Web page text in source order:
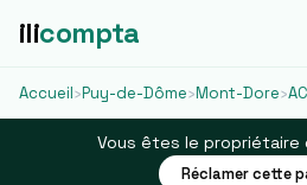
ilicompta
Accueil›Puy-de-Dôme›Mont-Dore›
Vous êtes le propriétaire
Réclamer cette